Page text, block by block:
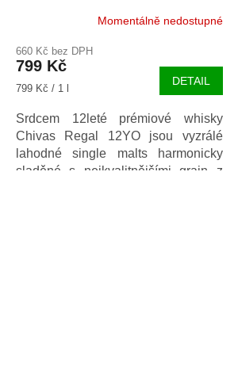
Momentálně nedostupné
660 Kč bez DPH
799 Kč
Měrná
799 Kč / 1 l
DETAIL
Srdcem 12leté prémiové whisky
Chivas Regal 12YO jsou vyzrálé
lahodné single malts harmonicky
sladěné s nejkvalitnějšími grain z